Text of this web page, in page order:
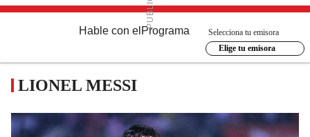
Hable con el Programa
Selecciona tu emisora
Elige tu emisora
LIONEL MESSI